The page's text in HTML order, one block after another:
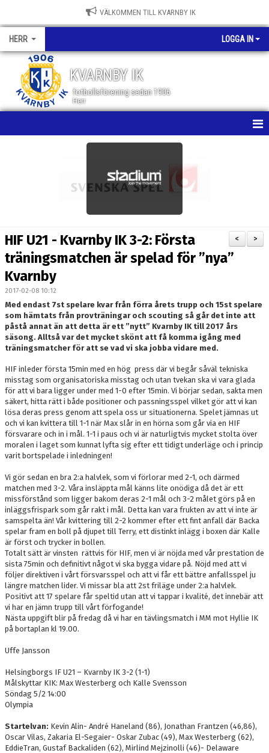
VÄLKOMMEN TILL KVARNBY IK
HERR LOGGA IN
KVARNBY IK
fotbollsförening sedan 1906
Herr
TRUPPEN
OM LAGET
BILDGALLERI
DOKUMENT
KONTAKT
>
<
HIF U21 - Kvarnby IK 3-2: Första
träningsmatchen är spelad för ”nya”
Kvarnby
2017-02-08 10:12
Med endast 7st spelare kvar från förra årets trupp och 15st spelare
som hämtats från provträningar och scouting så går det inte att
påstå annat än att detta är ett ”nytt” Kvarnby IK till 2017 års
säsong. Alltså var det mycket skönt att få komma igång med
träningsmatcher för att se vad vi ska jobba vidare med.
HIF inleder första 15min med en hög press där vi begår såväl tekniska
misstag som organisatoriska misstag och utan tvekan ska vi vara glada
för att vi bara ligger under med 1-0 efter 15min. Vi börjar sedan, sakta men
säkert, hitta rätt i både positioner och passningsspel vilket gör att vi kan
lösa deras press genom att spela oss ur situationerna. Spelet jämnas ut
och vi kan kvittera till 1-1 när Max slår in en hörna som går via en HIF
försvarare och in i mål. 1-1 i paus och vi är naturligtvis mycket stolta över
moralen i laget som kunnat lyfta sig efter ett tidigt underläge och i princip
varit bortspelade i inledningen!
Vi gör sedan en bra 2:a halvlek, som vi förlorar med 2-1, och därmed
matchen med 3-2. Våra insläppta mål känns lite onödiga då det är ett
missförstånd som ligger bakom deras 2-1 mål och 3-2 målet görs på en
inläggsfrispark som går rakt i mål. Detta kan vara frukten av att vi inte är
samspelta än! Vår kvittering till 2-2 kommer efter ett fint anfall där Backa
spelar fram en boll på djupet till Terry, ett distinkt inlägg i boxen där Kalle
är först och trycker in bollen.
Totalt sätt är vinsten rättvis för HIF, men vi är nöjda med vår prestation de
sista 75min och definitivt något vi ska bygga vidare på. Nöjd med att vi
följer direktiven i vårt försvarsspel och att vi får ett bättre anfallsspel ju
längre matchen lider. Vi missar bla att 2st friläge under 2:a halvlek.
Positivt att 17 spelare får speltid utan att vi tappar i kvalité, det innebär att
vi har en jämn trupp till vårt förfogande!
Nästa uppgift blir på fredag då vi har en tävlingsmatch i MM mot Hyllie IK
på bortaplan kl 19.00.
Uffe Jansson
Helsingborgs IF U21 – Kvarnby IK 3-2 (1-1)
Målskyttar KIK: Max Westerberg och Kalle Svensson
Söndag 5/2 14:00
Olympia
Startelvan: Kevin Alin- André Haneland (86), Jonathan Frantzen (46,86),
Oscar Vilas, Zakaria El-Segaier- Oskar Zubac (49), Max Westerberg (62),
EddieTran, Gustaf Backaliden (62), Mirlind Mejzinolli (46)- Delaware